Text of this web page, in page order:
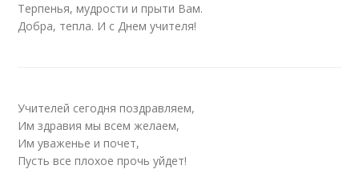
Терпенья, мудрости и прыти Вам.
Добра, тепла. И с Днем учителя!
Учителей сегодня поздравляем,
Им здравия мы всем желаем,
Им уваженье и почет,
Пусть все плохое прочь уйдет!